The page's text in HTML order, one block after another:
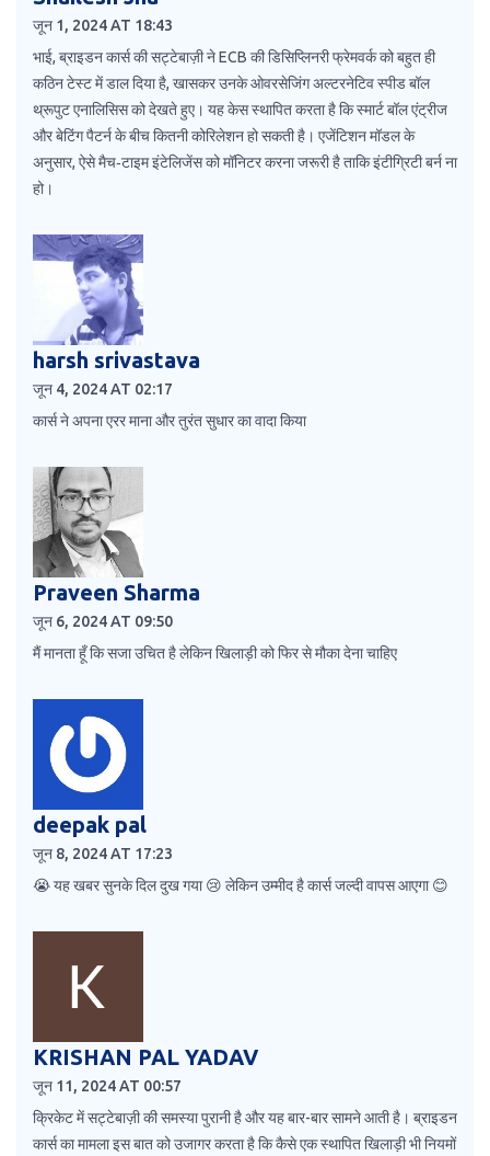
जून 1, 2024 AT 18:43
भाई, ब्राइडन कार्स की सट्टेबाज़ी ने ECB की डिसिप्लिनरी फ्रेमवर्क को बहुत ही
कठिन टेस्ट में डाल दिया है, खासकर उनके ओवरसेजिंग अल्टरनेटिव स्पीड बॉल
थ्रूपुट एनालिसिस को देखते हुए। यह केस स्थापित करता है कि स्मार्ट बॉल एंट्रीज
और बेटिंग पैटर्न के बीच कितनी कोरिलेशन हो सकती है। एजेंटिशन मॉडल के
अनुसार, ऐसे मैच‑टाइम इंटेलिजेंस को मॉनिटर करना जरूरी है ताकि इंटीग्रिटी बर्न ना
हो।
harsh srivastava
जून 4, 2024 AT 02:17
कार्स ने अपना एरर माना और तुरंत सुधार का वादा किया
Praveen Sharma
जून 6, 2024 AT 09:50
मैं मानता हूँ कि सजा उचित है लेकिन खिलाड़ी को फिर से मौका देना चाहिए
deepak pal
जून 8, 2024 AT 17:23
😭 यह खबर सुनके दिल दुख गया 😢 लेकिन उम्मीद है कार्स जल्दी वापस आएगा 😊
KRISHAN PAL YADAV
जून 11, 2024 AT 00:57
क्रिकेट में सट्टेबाज़ी की समस्या पुरानी है और यह बार-बार सामने आती है। ब्राइडन
कार्स का मामला इस बात को उजागर करता है कि कैसे एक स्थापित खिलाड़ी भी नियमों